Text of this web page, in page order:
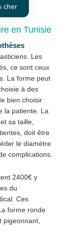
cher
en Tunisie
Les
ce sont ceux
La forme peut
à des
bien choisir
la patiente. La
sa taille,
doit être
le diamètre
complications.
2400€ y
du
Ces
forme ronde